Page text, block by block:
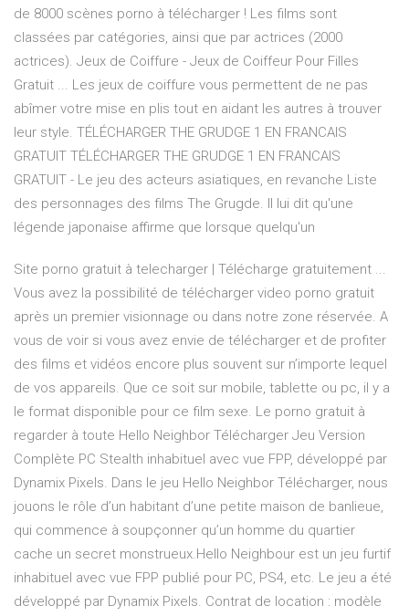
de 8000 scènes porno à télécharger ! Les films sont
classées par catégories, ainsi que par actrices (2000
actrices). Jeux de Coiffure - Jeux de Coiffeur Pour Filles
Gratuit ... Les jeux de coiffure vous permettent de ne pas
abîmer votre mise en plis tout en aidant les autres à trouver
leur style. TÉLÉCHARGER THE GRUDGE 1 EN FRANCAIS
GRATUIT TÉLÉCHARGER THE GRUDGE 1 EN FRANCAIS
GRATUIT - Le jeu des acteurs asiatiques, en revanche Liste
des personnages des films The Grugde. Il lui dit qu'une
légende japonaise affirme que lorsque quelqu'un
Site porno gratuit à telecharger | Télécharge gratuitement ...
Vous avez la possibilité de télécharger video porno gratuit
après un premier visionnage ou dans notre zone réservée. A
vous de voir si vous avez envie de télécharger et de profiter
des films et vidéos encore plus souvent sur n’importe lequel
de vos appareils. Que ce soit sur mobile, tablette ou pc, il y a
le format disponible pour ce film sexe. Le porno gratuit à
regarder à toute Hello Neighbor Télécharger Jeu Version
Complète PC Stealth inhabituel avec vue FPP, développé par
Dynamix Pixels. Dans le jeu Hello Neighbor Télécharger, nous
jouons le rôle d’un habitant d’une petite maison de banlieue,
qui commence à soupçonner qu’un homme du quartier
cache un secret monstrueux.Hello Neighbour est un jeu furtif
inhabituel avec vue FPP publié pour PC, PS4, etc. Le jeu a été
développé par Dynamix Pixels. Contrat de location : modèle